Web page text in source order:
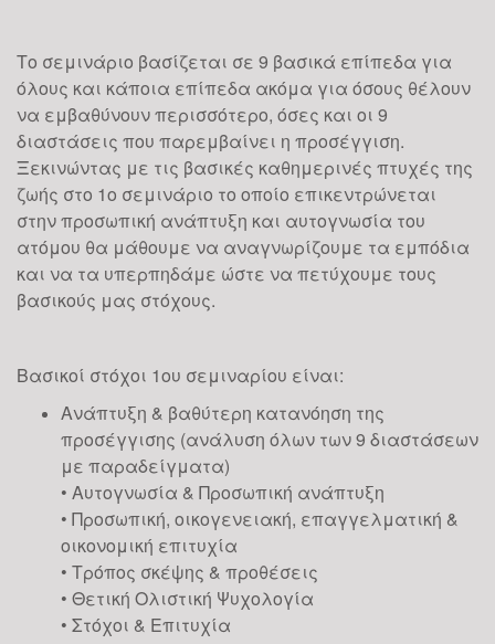
Το σεμινάριο βασίζεται σε 9 βασικά επίπεδα για
όλους και κάποια επίπεδα ακόμα για όσους θέλουν
να εμβαθύνουν περισσότερο, όσες και οι 9
διαστάσεις που παρεμβαίνει η προσέγγιση.
Ξεκινώντας με τις βασικές καθημερινές πτυχές της
ζωής στο 1ο σεμινάριο το οποίο επικεντρώνεται
στην προσωπική ανάπτυξη και αυτογνωσία του
ατόμου θα μάθουμε να αναγνωρίζουμε τα εμπόδια
και να τα υπερπηδάμε ώστε να πετύχουμε τους
βασικούς μας στόχους.
Βασικοί στόχοι 1ου σεμιναρίου είναι:
Ανάπτυξη & βαθύτερη κατανόηση της
προσέγγισης (ανάλυση όλων των 9 διαστάσεων
με παραδείγματα)
• Αυτογνωσία & Προσωπική ανάπτυξη
• Προσωπική, οικογενειακή, επαγγελματική &
οικονομική επιτυχία
• Τρόπος σκέψης & προθέσεις
• Θετική Ολιστική Ψυχολογία
• Στόχοι & Επιτυχία